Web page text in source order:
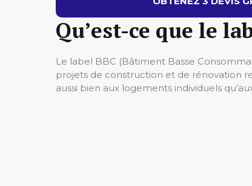
Qu’est-ce que le
Le label BBC (Bâtiment Basse
projets de construction et de rénovation
aussi bien aux logements individuels